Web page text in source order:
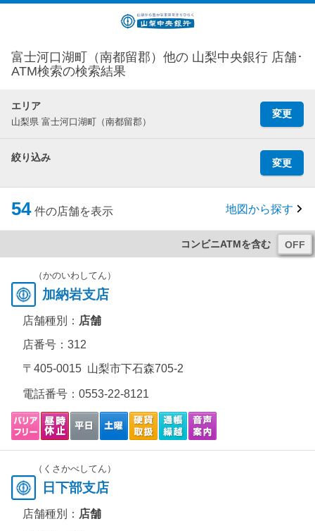
富士河口湖町（南都留郡）他の 山梨中央銀行 店舗･
ATM検索の検索結果
エリア
山梨県 富士河口湖町（南都留郡）
変更
絞り込み 変更
54 件の店舗を表示 地図から探す
コンビニATMを含む
（かのいわしてん）
加納岩支店
店舗種別： 店舗
店番号：312
〒405-0015 山梨市下石森705-2
電話番号： 0553-22-8121
（くさかべしてん）
日下部支店
店舗種別： 店舗